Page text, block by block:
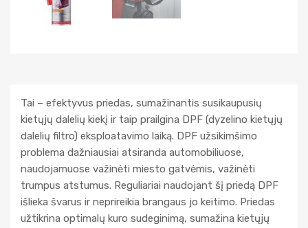
Tai – efektyvus priedas, sumažinantis susikaupusių
kietųjų dalelių kiekį ir taip prailgina DPF (dyzelino kietųjų
dalelių filtro) eksploatavimo laiką. DPF užsikimšimo
problema dažniausiai atsiranda automobiliuose,
naudojamuose važinėti miesto gatvėmis, važinėti
trumpus atstumus. Reguliariai naudojant šį priedą DPF
išlieka švarus ir neprireikia brangaus jo keitimo. Priedas
užtikrina optimalų kuro sudeginimą, sumažina kietųjų